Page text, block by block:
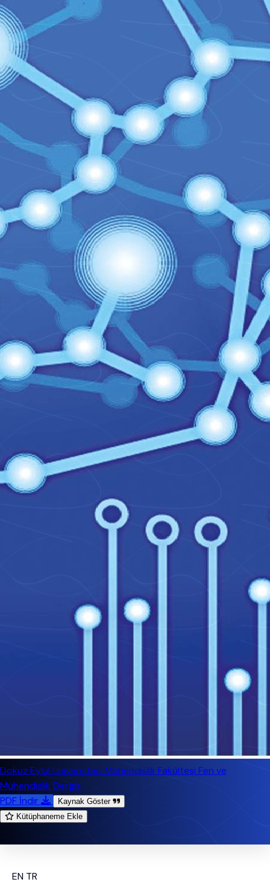
Dokuz Eylül Üniversitesi Mühendislik Fakültesi Fen ve
Mühendislik Dergisi
PDF İndir
Kaynak Göster
Kütüphaneme Ekle
EN TR